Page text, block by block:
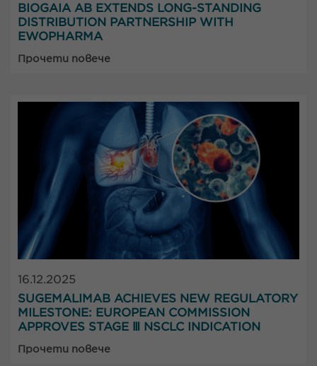
BIOGAIA AB EXTENDS LONG-STANDING
DISTRIBUTION PARTNERSHIP WITH
EWOPHARMA
Прочети повече
16.12.2025
SUGEMALIMAB ACHIEVES NEW REGULATORY
MILESTONE: EUROPEAN COMMISSION
APPROVES STAGE Ⅲ NSCLC INDICATION
Прочети повече